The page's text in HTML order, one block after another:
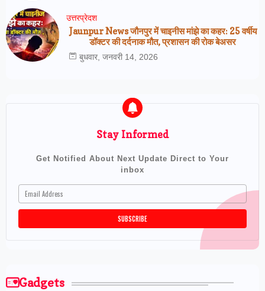
उत्तरप्रेदश
Jaunpur News जौनपुर में चाइनीस मांझे का कहर: 25 वर्षीय
डॉक्टर की दर्दनाक मौत, प्रशासन की रोक बेअसर
बुधवार, जनवरी 14, 2026
Stay Informed
Get Notified About Next Update Direct to Your
inbox
Gadgets